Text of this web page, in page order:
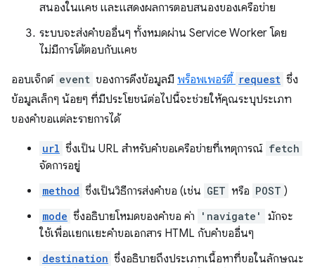
สนองในแคช และแสดงผลการตอบสนองของเครือข่าย
ระบบจะส่งคำขออื่นๆ ทั้งหมดผ่าน Service Worker โดย
ไม่มีการโต้ตอบกับแคช
ออบเจ็กต์ event ของการดึงข้อมูลมี พร็อพเพอร์ตี้ request ซึ่ง
ข้อมูลเล็กๆ น้อยๆ ที่มีประโยชน์ต่อไปนี้จะช่วยให้คุณระบุประเภท
ของคำขอแต่ละรายการได้
url ซึ่งเป็น URL สำหรับคำขอเครือข่ายที่เหตุการณ์ fetch
จัดการอยู่
method ซึ่งเป็นวิธีการส่งคำขอ (เช่น GET หรือ POST )
mode ซึ่งอธิบายโหมดของคำขอ ค่า 'navigate'
มักจะ
ใช้เพื่อแยกแยะคำขอเอกสาร HTML กับคำขออื่นๆ
destination ซึ่งอธิบายถึงประเภทเนื้อหาที่ขอในลักษณะ